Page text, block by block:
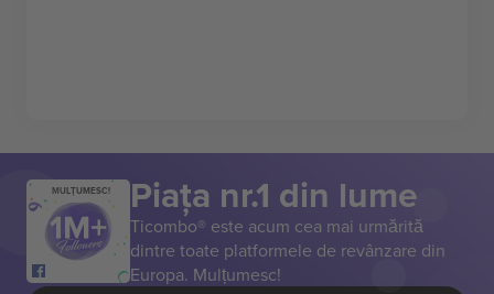
MULȚUMESC! Piața nr.1 din lume
Ticombo® este acum cea mai urmărită
dintre toate platformele de revânzare din
Europa. Mulțumesc!